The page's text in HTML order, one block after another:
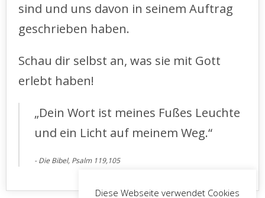
sind und uns davon in seinem Auftrag
geschrieben haben.
Schau dir selbst an, was sie mit Gott
erlebt haben!
„Dein Wort ist meines Fußes Leuchte
und ein Licht auf meinem Weg.“
Die Bibel, Psalm 119,105
Diese Webseite verwendet Cookies